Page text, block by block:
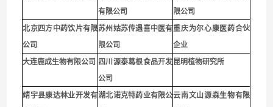
有限公司
限公司
北京四方中药饮片有限
公司
苏州姑苏传遇喜中医有
限公司
重庆为尔心康医药合伙
企业
大连鹿成生物有限公司 四川源泰葛根食品开发
公司
昆明植物研究所
靖宇县康达林业开发有湖北诺克特药业有限公云南文山源森生物有限